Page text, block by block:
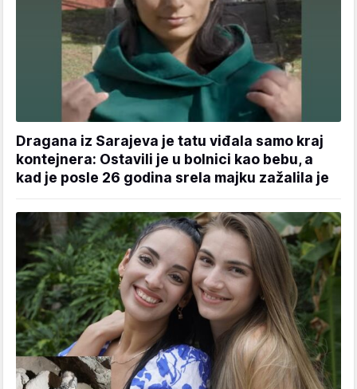
Dragana iz Sarajeva je tatu viđala samo kraj
kontejnera: Ostavili je u bolnici kao bebu, a
kad je posle 26 godina srela majku zažalila je